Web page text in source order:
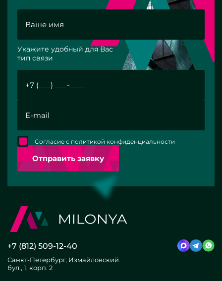
Укажите удобный для Вас
тип связи
Отправить заявку
Согласие с политикой конфиденциальности
+7 (812) 509-12-40
Санкт-Петербург, Измайловский
бул., 1, корп. 2